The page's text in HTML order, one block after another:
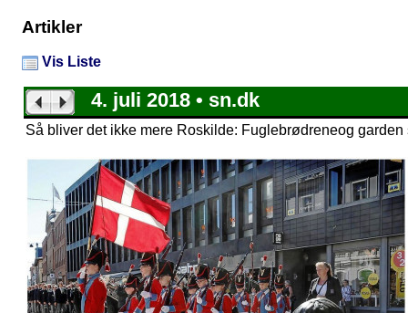
Artikler
Vis Liste
4. juli 2018 • sn.dk
Så bliver det ikke mere Roskilde: Fuglebrødreneog garden